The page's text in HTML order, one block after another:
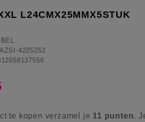
L24CMX25MMX5STUK
4225252
te kopen verzamel je 11 punten.